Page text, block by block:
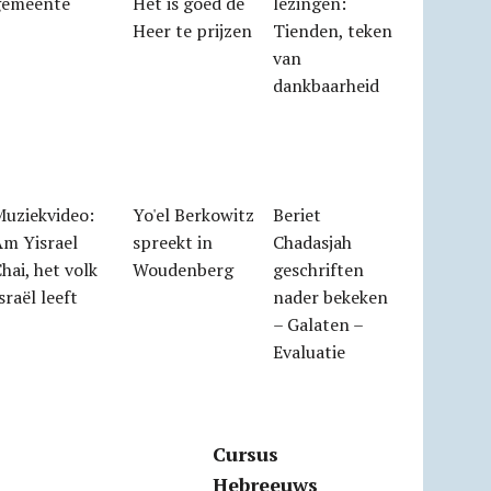
Heer te prijzen
Tienden, teken
van
dankbaarheid
Yisrael
het volk
leeft
Yo'el Berkowitz
spreekt in
Woudenberg
Beriet
Chadasjah
geschriften
nader bekeken
– Galaten –
Evaluatie
Cursus
Hebreeuws